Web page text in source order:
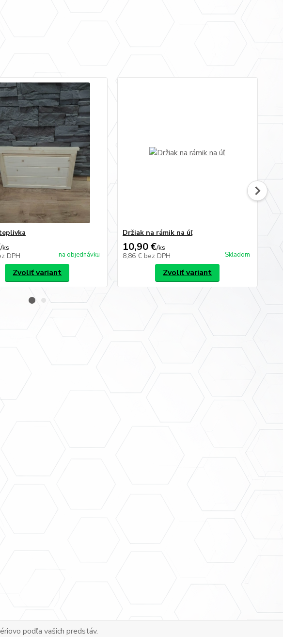
/ks
DPH na objednávku
Zvoliť variant
Držiak na rámik na úľ
10,90 €/ks
8,86 € bez DPH Skladom
Zvoliť variant
podľa vašich predstáv.